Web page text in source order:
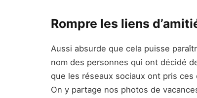
Rompre les liens
Aussi absurde que cela puisse
nom des personnes qui ont décidé
que les réseaux sociaux ont pris
On y partage nos photos de